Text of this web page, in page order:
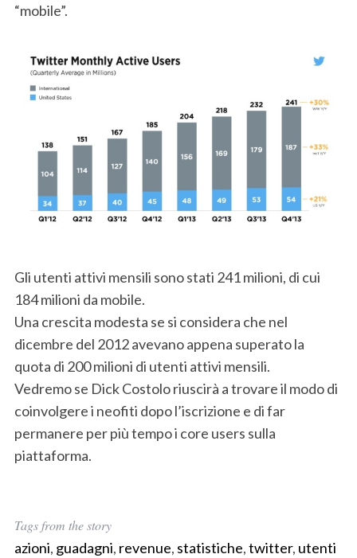
“mobile”.
Gli utenti attivi mensili sono stati 241 milioni, di cui
184 milioni da mobile.
Una crescita modesta se si considera che nel
dicembre del 2012 avevano appena superato la
quota di 200 milioni di utenti attivi mensili.
Vedremo se Dick Costolo riuscirà a trovare il modo di
coinvolgere i neofiti dopo l’iscrizione e di far
permanere per più tempo i core users sulla
piattaforma.
Tags from the story
azioni, guadagni, revenue, statistiche,twitter, utenti
e
a
f
o